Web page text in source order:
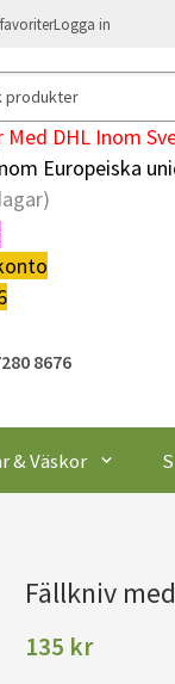
Logga in
DHL Inom
Europeiska
8676
& Väskor
Fällkniv
135 kr